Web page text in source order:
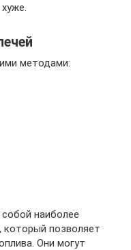
методами:
наиболее
который позволяет
Они могут